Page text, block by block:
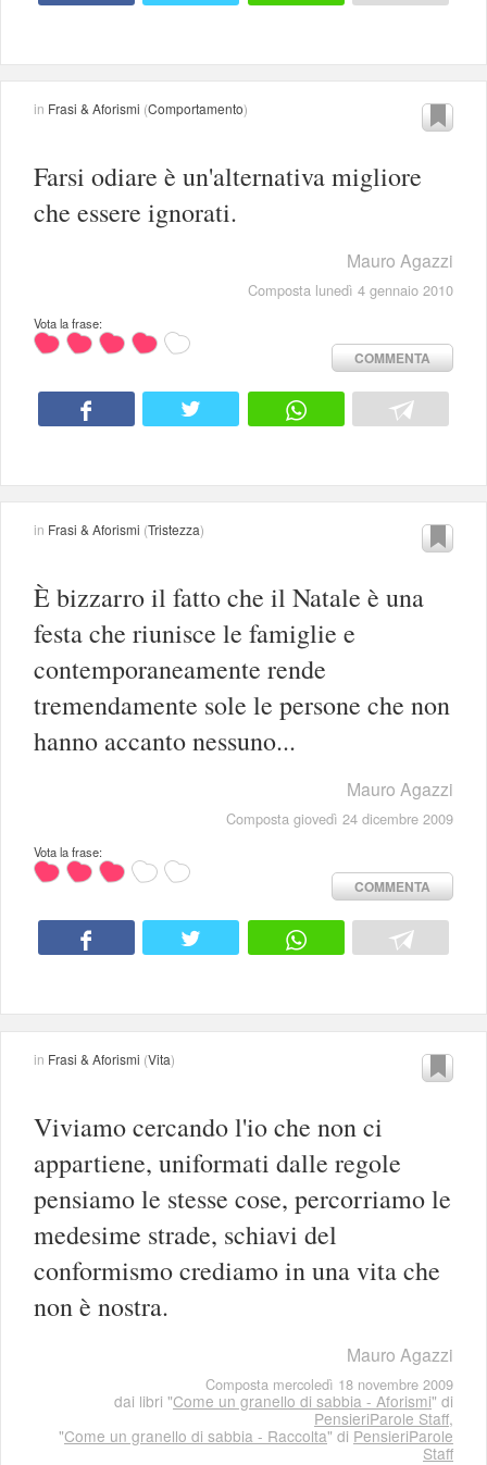
in Frasi & Aforismi (Comportamento)
Farsi odiare è un'alternativa migliore
che essere ignorati.
Mauro Agazzi
Composta lunedì 4 gennaio 2010
Vota la frase:
COMMENTA
in Frasi & Aforismi (Tristezza)
È bizzarro il fatto che il Natale è una
festa che riunisce le famiglie e
contemporaneamente rende
tremendamente sole le persone che non
hanno accanto nessuno...
Mauro Agazzi
Composta giovedì 24 dicembre 2009
Vota la frase:
COMMENTA
in Frasi & Aforismi (Vita)
Viviamo cercando l'io che non ci
appartiene, uniformati dalle regole
pensiamo le stesse cose, percorriamo le
medesime strade, schiavi del
conformismo crediamo in una vita che
non è nostra.
Mauro Agazzi
Composta mercoledì 18 novembre 2009
dai libri "Come un granello di sabbia - Aforismi" di
PensieriParole Staff,
"Come un granello di sabbia - Raccolta" di PensieriParole
Staff